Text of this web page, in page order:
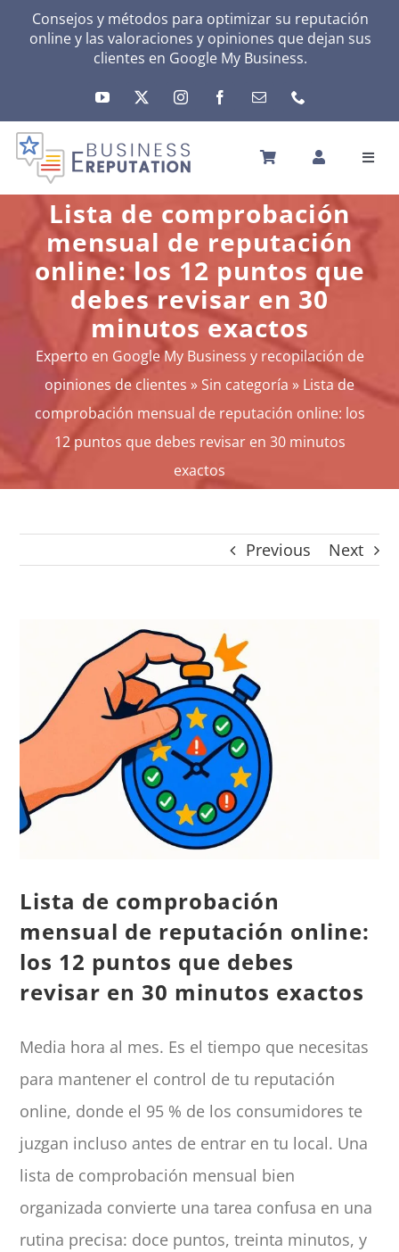
Consejos y métodos para optimizar su reputación
online y las valoraciones y opiniones que dejan sus
clientes en Google My Business.
INICIO
REPUTACIÓN
TU ACTIVIDAD
EL MÉTODO
HERRAMIENTAS
NOTICIAS
SOBRE NOSOTROS
CONTACTO
Panier
FOR:
Español
Lista de comprobación
mensual de reputación
online: los 12 puntos que
debes revisar en 30
minutos exactos
Experto en Google My Business y recopilación de
opiniones de clientes » Sin categoría » Lista de
comprobación mensual de reputación online: los
12 puntos que debes revisar en 30 minutos
exactos
Previous Next
Image
Lista de comprobación
mensual de reputación online:
los 12 puntos que debes
revisar en 30 minutos exactos
Media hora al mes. Es el tiempo que necesitas
para mantener el control de tu reputación
online, donde el 95 % de los consumidores te
juzgan incluso antes de entrar en tu local. Una
lista de comprobación mensual bien
organizada convierte una tarea confusa en una
rutina precisa: doce puntos, treinta minutos, y